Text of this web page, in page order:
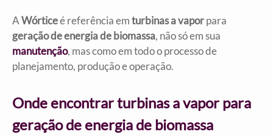
AWórticeé referência emturbinas a vaporpara
geração de energia de biomassa, não só em sua
manutenção, mas como em todo o processo de
planejamento, produção e operação.
Onde encontrar turbinas a vapor para
geração de energia de biomassa